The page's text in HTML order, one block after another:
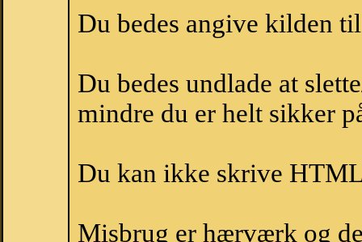
Du bedes angive kilden
Du bedes undlade at
mindre du er helt sikker
Du kan ikke skrive
Misbrug er hærværk og